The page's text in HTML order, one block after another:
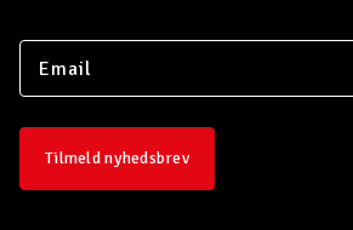
Tilmeld nyhedsbrev